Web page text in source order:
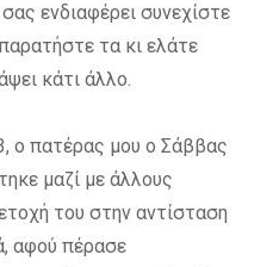
ενδιαφέρει συνεχίστε
τα κι ελάτε
κάτι άλλο.
ο πατέρας μου ο Σάββας
μαζί με άλλους
του στην αντίσταση
αφού πέρασε